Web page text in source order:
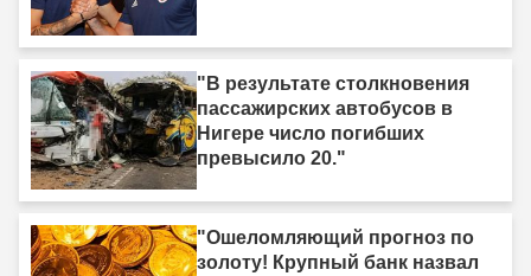
"В результате столкновения
пассажирских автобусов в
Нигере число погибших
превысило 20."
"Ошеломляющий прогноз по
золоту! Крупный банк назвал